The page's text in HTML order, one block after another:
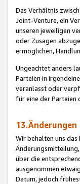
Das Verhältnis
Joint-Venture, ein
unseren jeweiligen
oder Zusagen
ermöglichen,
Ungeachtet anders
Parteien in
veranlasst oder
für eine der Parteien
13.Änderungen
Wir behalten uns das
über die
ausgenommen
Datum, jedoch